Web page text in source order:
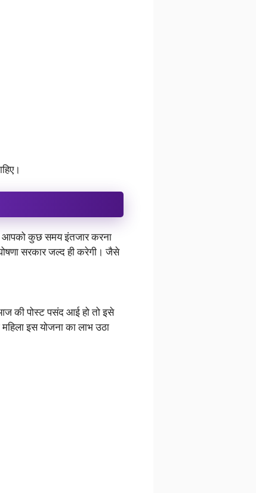
आपको कुछ समय इंतजार करना
सरकार जल्द ही करेगी। जैसे
की पोस्ट पसंद आई हो तो इसे
इस योजना का लाभ उठा